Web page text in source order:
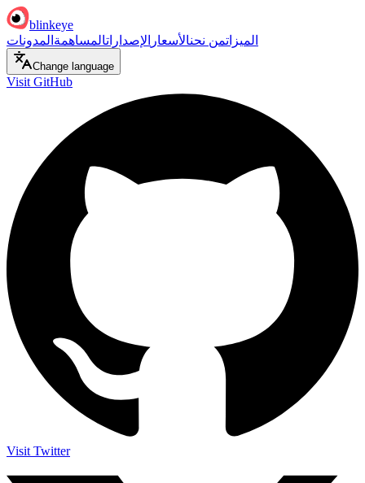
blinkeye
الميزاتمن نحنالأسعار الإصداراتالمساهمة المدونات
Change language
Visit GitHub
Visit Twitter